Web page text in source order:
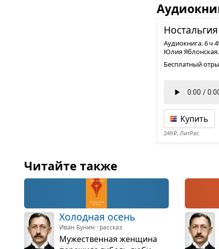
Носталь­гия
Аудиокнига. 6 ч
Юлия Яблонская.
Бесплатный
Купить
249 ₽, ЛитРес
Читайте также
Холод­ная осень
Иван Бунин · рассказ
Муже­ствен­ная жен­щина